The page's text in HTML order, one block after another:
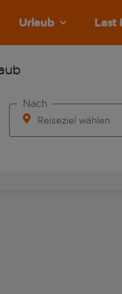
Urlaub Last
Reiseziel wählen
Nach